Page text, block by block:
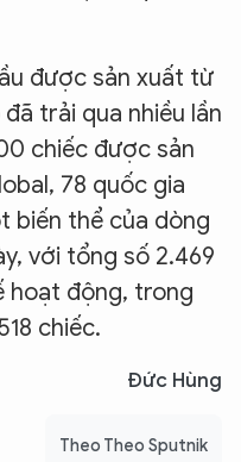
được sản xuất từ
trải qua nhiều lần
chiếc được sản
78 quốc gia
biến thể của dòng
với tổng số 2.469
hoạt động, trong
chiếc.
Đức Hùng
Theo Theo Sputnik